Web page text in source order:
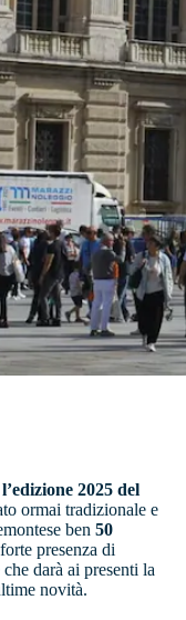
2025 del
ormai tradizionale e
ben 50
presenza di
darà ai presenti la
novità.